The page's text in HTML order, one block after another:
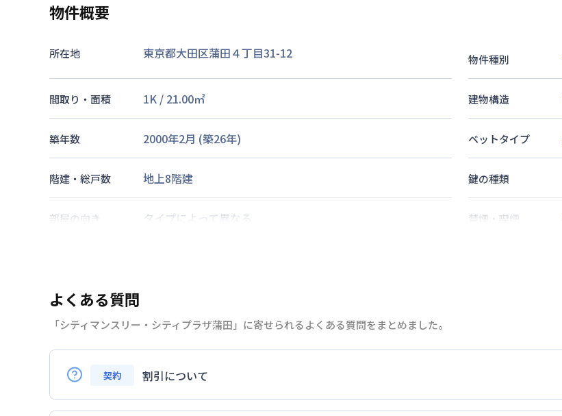
物件概要
所在地 東京都大田区蒲田４丁目31-12 物件種別
間取り・面積 1K / 21.00㎡ 建物構造
築年数 2000年2月 (築26年) ベットタイプ
階建・総戸数 地上8階建 鍵の種類
部屋の向き タイプによって異なる 禁煙・喫煙
駐車場 なし
情報更新日 2026年7月23日
よくある質問
「シティマンスリー・シティプラザ蒲田」に寄せられるよくある質問をまとめました。
契約
割引について
Q.リピーターの場合、割引はありますか？